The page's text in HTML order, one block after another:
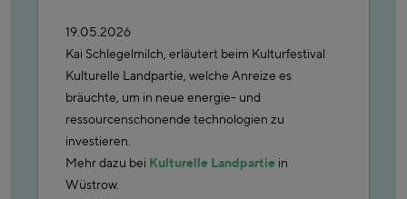
19.05.2026
Kai Schlegelmilch, erläutert beim Kulturfestival
Kulturelle Landpartie, welche Anreize es
bräuchte, um in neue energie- und
ressourcenschonende technologien zu
investieren.
Mehr dazu bei Kulturelle Landpartie in
Wüstrow.